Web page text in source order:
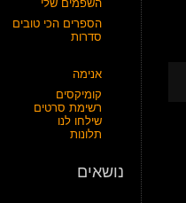
השפמים שלי
הספרים הכי טובים
סדרות
אנימה
קומיקסים
רשימת סרטים
שילחו לנו
תלונות
נושאים